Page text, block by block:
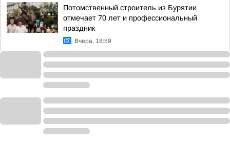
Потомственный строитель из Бурятии
отмечает 70 лет и профессиональный
праздник
Вчера, 18:59